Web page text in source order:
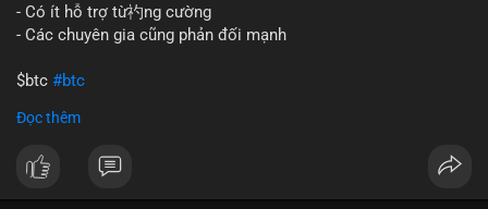
gây sốc thanh khoản tức thời, nhưng vẫn đủ sức tạo biến động
tâm lý ngắn hạn nếu hướng đến sàn tập trung.
Lời khuyên cho nhà đầu tư nhỏ lẻ:
hướng đi của dòng tiền. Tránh hành động theo cảm xúc, ưu
rõ ràng về đích đến của số BTC này.
- Có ít hỗ trợ từ礿ng cường
- Các chuyên gia cũng phản đối mạnh
$btc #btc
#vlikevn
📰 Nguồn: CoinDesk
Đọc thêm